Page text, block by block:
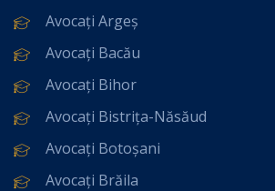
Avocați Argeș
Avocați Bacău
Avocați Bihor
Avocați Bistrița-Năsăud
Avocați Botoșani
Avocați Brăila